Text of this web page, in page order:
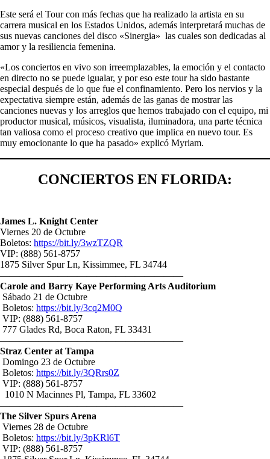
Este será el Tour con más fechas que ha realizado la artista en su
carrera musical en los Estados Unidos, además interpretará muchas de
sus nuevas canciones del disco «Sinergia» las cuales son dedicadas al
amor y la resiliencia femenina.
«Los conciertos en vivo son irreemplazables, la emoción y el contacto
en directo no se puede igualar, y por eso este tour ha sido bastante
especial después de lo que fue el confinamiento. Pero los nervios y la
expectativa siempre están, además de las ganas de mostrar las
canciones nuevas y los arreglos que hemos trabajado con el equipo, mi
productor musical, músicos, visualista, iluminadora, una parte técnica
tan valiosa como el proceso creativo que implica en nuevo tour. Es
muy emocionante lo que ha pasado» explicó Myriam.
CONCIERTOS EN FLORIDA:
James L. Knight Center
Viernes 20 de Octubre
Boletos: https://bit.ly/3wzTZQR
VIP: (888) 561-8757
1875 Silver Spur Ln, Kissimmee, FL 34744
———————————————————
Carole and Barry Kaye Performing Arts Auditorium
Sábado 21 de Octubre
Boletos: https://bit.ly/3cq2M0Q
VIP: (888) 561-8757
777 Glades Rd, Boca Raton, FL 33431
———————————————————
Straz Center at Tampa
Domingo 23 de Octubre
Boletos: https://bit.ly/3QRrs0Z
VIP: (888) 561-8757
1010 N Macinnes Pl, Tampa, FL 33602
———————————————————
The Silver Spurs Arena
Viernes 28 de Octubre
Boletos: https://bit.ly/3pKRl6T
VIP: (888) 561-8757